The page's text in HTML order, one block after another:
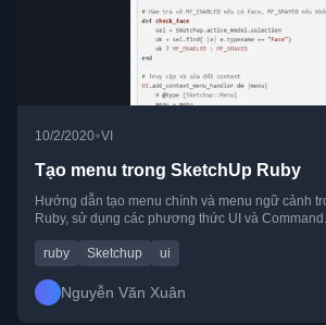
10/2/2020•VI
Tạo menu trong SketchUp Ruby
Hướng dẫn tạo menu chính và menu ngữ cảnh
Ruby, sử dụng các phương thức UI và Command.
ruby Sketchup ui
Nguyễn Văn Xuân